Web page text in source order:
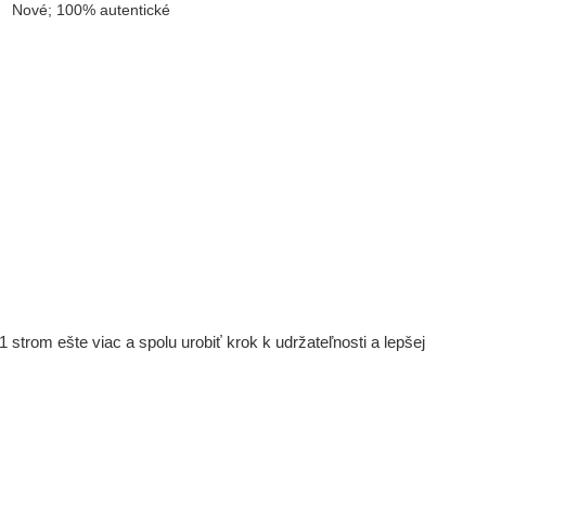
Nové; 100% autentické
strom ešte viac a spolu urobiť krok k udržateľnosti a lepšej